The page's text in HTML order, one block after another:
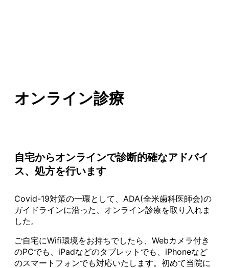
オンライン診療
自宅からオンラインで診断的確なアドバイ
ス、処方を行います
Covid-19対策の一環として、ADA(全米歯科医師会)の
ガイドラインに沿った、オンライン診療を取り入れま
した。
ご自宅にWifi環境をお持ちでしたら、Webカメラ付き
のPCでも、iPadなどのタブレットでも、iPhoneなど
のスマートフォンでも対応いたします。初めて当院に